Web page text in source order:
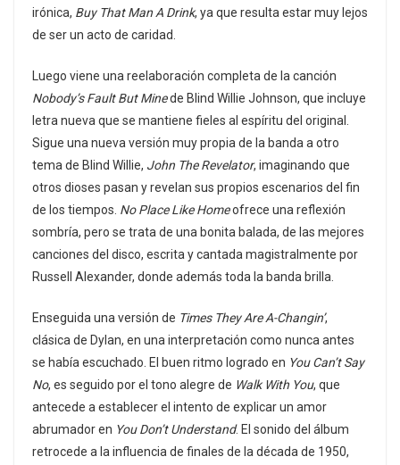
irónica, Buy That Man A Drink, ya que resulta estar muy lejos
de ser un acto de caridad.
Luego viene una reelaboración completa de la canción
Nobody’s Fault But Minede Blind Willie Johnson, que incluye
letra nueva que se mantiene fieles al espíritu del original.
Sigue una nueva versión muy propia de la banda a otro
tema de Blind Willie, John The Revelator, imaginando que
otros dioses pasan y revelan sus propios escenarios del fin
de los tiempos. No Place Like Homeofrece una reflexión
sombría, pero se trata de una bonita balada, de las mejores
canciones del disco, escrita y cantada magistralmente por
Russell Alexander, donde además toda la banda brilla.
Enseguida una versión de Times They Are A-Changin’,
clásica de Dylan, en una interpretación como nunca antes
se había escuchado. El buen ritmo logrado en You Can’t Say
No, es seguido por el tono alegre de Walk With You, que
antecede a establecer el intento de explicar un amor
abrumador en You Don’t Understand. El sonido del álbum
retrocede a la influencia de finales de la década de 1950,